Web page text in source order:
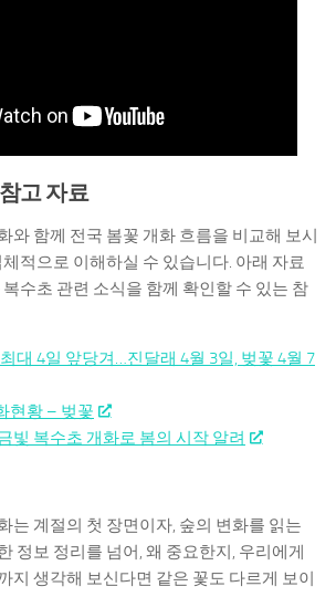
고 자료
와 함께 전국 봄꽃 개화 흐름을 비교해 보시
적으로 이해하실 수 있습니다. 아래 자료
수초 관련 소식을 함께 확인할 수 있는 참
대 4일 앞당겨…진달래 4월 3일, 벚꽃 4월 7
현황 – 벚꽃
빛 복수초 개화로 봄의 시작 알려
는 계절의 첫 장면이자, 숲의 변화를 읽는
정보 정리를 넘어, 왜 중요한지, 우리에게
지 생각해 보신다면 같은 꽃도 다르게 보이